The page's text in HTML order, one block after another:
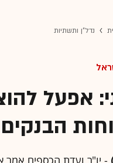
נדל"ן ותשתיות
אפעל
הבנקים
- יו"ר ועדת הכספים